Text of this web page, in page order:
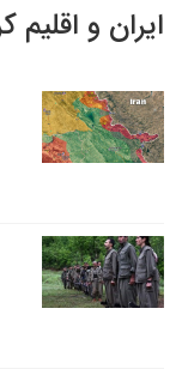
ایران و اقلیم